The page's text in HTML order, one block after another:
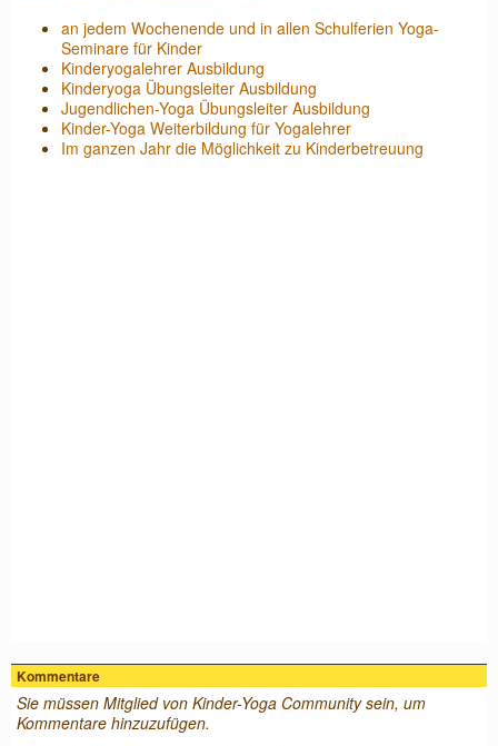
an jedem Wochenende und in allen Schulferien Yoga-
Seminare für Kinder
Kinderyogalehrer Ausbildung
Kinderyoga Übungsleiter Ausbildung
Jugendlichen-Yoga Übungsleiter Ausbildung
Kinder-Yoga Weiterbildung für Yogalehrer
Im ganzen Jahr die Möglichkeit zu Kinderbetreuung
Kommentare
Sie müssen Mitglied von Kinder-Yoga Community sein, um
Kommentare hinzuzufügen.